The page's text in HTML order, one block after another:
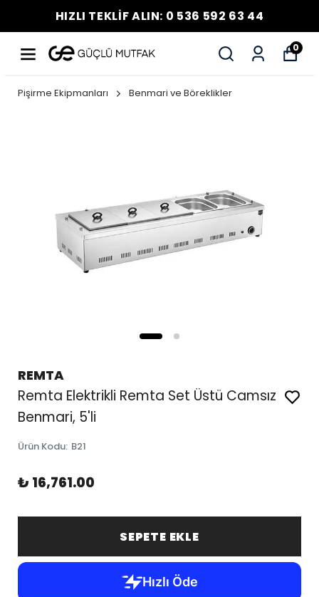
HIZLI TEKLİF ALIN: 0 536 592 63 44
0
Pişirme Ekipmanları Benmari ve Böreklikler
REMTA
Remta Elektrikli Remta Set Üstü Camsız
Benmari, 5'li
Ürün Kodu: B21
₺ 16,761.00
SEPETE EKLE